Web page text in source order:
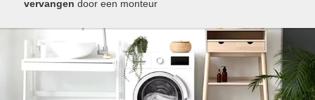
vervangen door een monteur